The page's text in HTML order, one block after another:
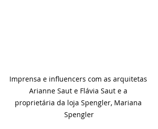
Imprensa e influencers com as arquitetas
Arianne Saut e Flávia Saut e a
proprietária da loja Spengler, Mariana
Spengler